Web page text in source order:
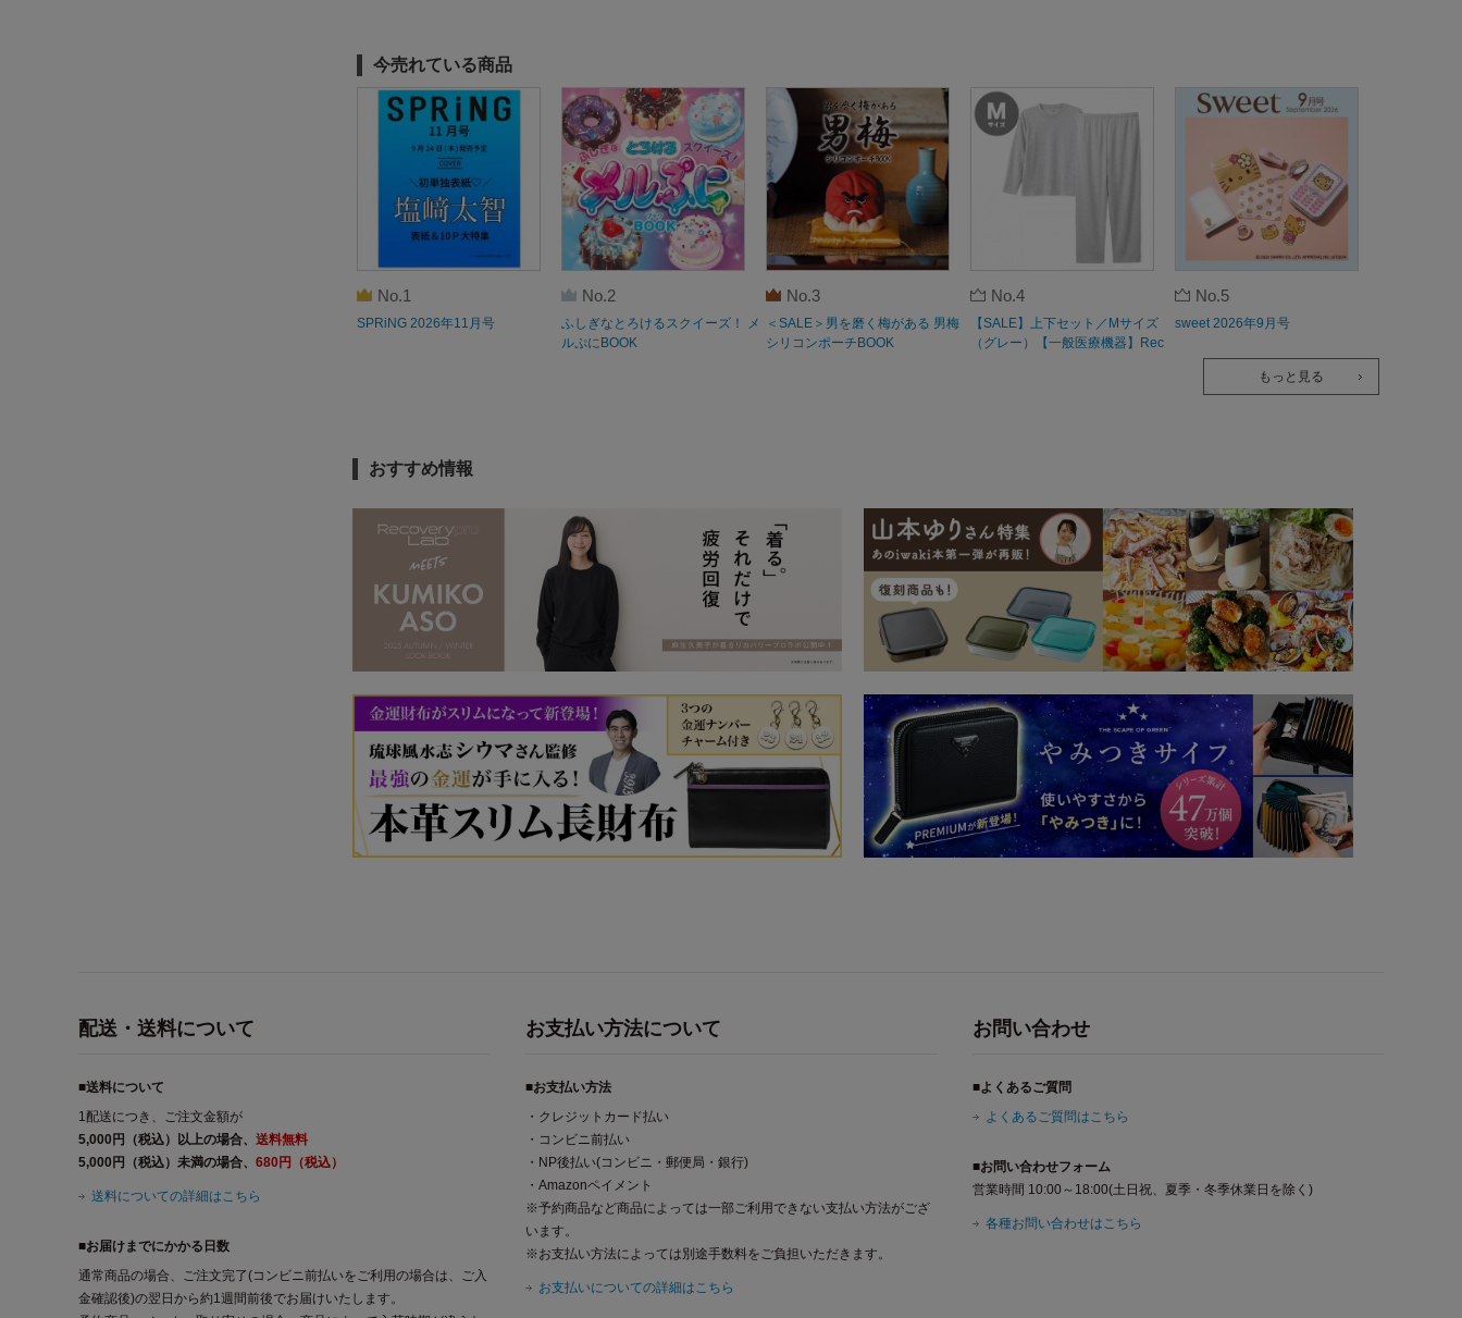
今売れている商品
No.1
SPRiNG 2026年11月号
No.2
ふしぎなとろけるスクイーズ！ メ
ルぷにBOOK
No.3
＜SALE＞男を磨く梅がある 男梅
シリコンポーチBOOK
No.4
【SALE】上下セット／Mサイズ
（グレー）【一般医療機器】Rec
No.5
sweet 2026年9月号
もっと見る
おすすめ情報
配送・送料について
■送料について
1配送につき、ご注文金額が
5,000円（税込）以上の場合、 送料無料
5,000円（税込）未満の場合、 680円（税込）
送料についての詳細はこちら
■お届けまでにかかる日数
通常商品の場合、ご注文完了(コンビニ前払いをご利用の場合は、ご入
金確認後)の翌日から約1週間前後でお届けいたします。
お支払い方法について
■お支払い方法
・クレジットカード払い
・コンビニ前払い
・NP後払い(コンビニ・郵便局・銀行)
・Amazonペイメント
※予約商品など商品によっては一部ご利用できない支払い方法がござ
います。
※お支払い方法によっては別途手数料をご負担いただきます。
お支払いについての詳細はこちら
お問い合わせ
■よくあるご質問
よくあるご質問はこちら
■お問い合わせフォーム
営業時間 10:00～18:00(土日祝、夏季・冬季休業日を除く)
各種お問い合わせはこちら